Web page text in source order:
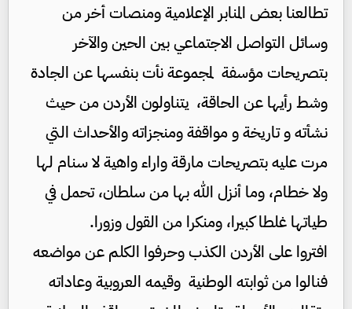
تطالعنا بعض المنابر الإعلامية ومنصات أخر من
وسائل التواصل الاجتماعي بين الحين والآخر
بتصريحات مؤسفة لمجموعة نأت بنفسها عن الجادة
وشط رأيها عن الحاقة، يتناولون الأردن من حيث
نشأته و تاريخة و مواقفة ومنجزاته والأحداث التي
مرت عليه بتصريحات مارقة واراء واهية لا سنام لها
ولا خطام، وما أنزل الله بها من سلطان، تحمل في
طياتها غلطا كبيرا، ومنكرا من القول وزورا.
افتروا على الأردن الكذب وحرفوا الكلم عن مواضعه
فنالوا من ثوابته الوطنية وقيمه العروبية وعاداته